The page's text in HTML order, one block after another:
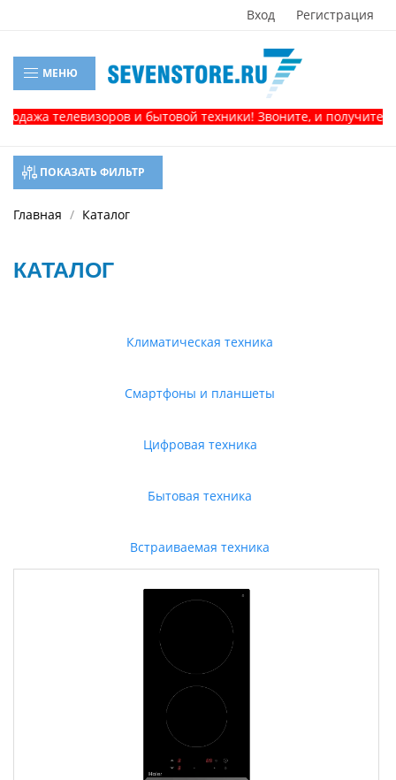
Вход Регистрация
МЕНЮ
и бытовой техники! Звоните, и получите
ПОКАЗАТЬ ФИЛЬТР
Главная Каталог
КАТАЛОГ
Климатическая техника
Смартфоны и планшеты
Цифровая техника
Бытовая техника
Встраиваемая техника